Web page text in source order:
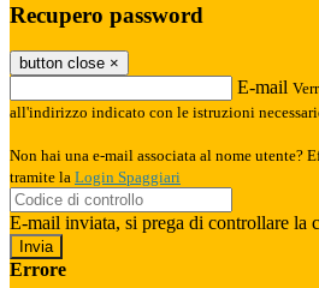
Recupero password
button close ×
E-mail
all'indirizzo indicato con le istruzioni
Non hai una e-mail associata al nome utente?
tramite la Login Spaggiari
E-mail inviata, si prega di controllare la
Errore